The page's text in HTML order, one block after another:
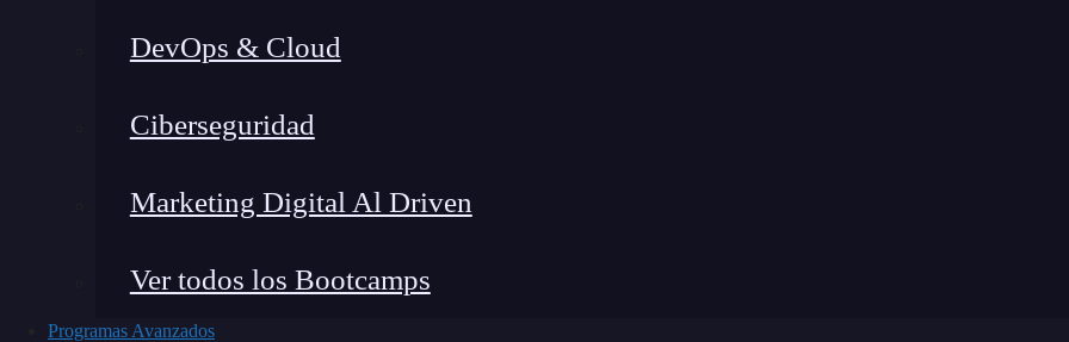
DevOps & Cloud
Ciberseguridad
Marketing Digital Al Driven
Ver todos los Bootcamps
Programas Avanzados
Montana Martín López